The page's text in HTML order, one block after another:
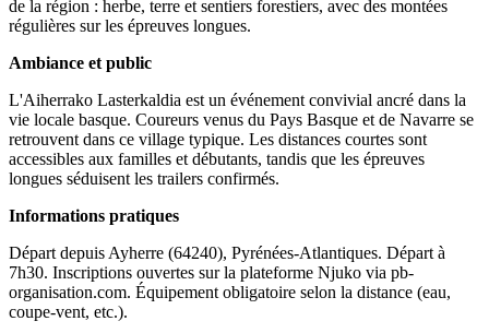
de la région : herbe, terre et sentiers forestiers, avec des montées
régulières sur les épreuves longues.
Ambiance et public
L'Aiherrako Lasterkaldia est un événement convivial ancré dans la
vie locale basque. Coureurs venus du Pays Basque et de Navarre se
retrouvent dans ce village typique. Les distances courtes sont
accessibles aux familles et débutants, tandis que les épreuves
longues séduisent les trailers confirmés.
Informations pratiques
Départ depuis Ayherre (64240), Pyrénées-Atlantiques. Départ à
7h30. Inscriptions ouvertes sur la plateforme Njuko via pb-
organisation.com. Équipement obligatoire selon la distance (eau,
coupe-vent, etc.).